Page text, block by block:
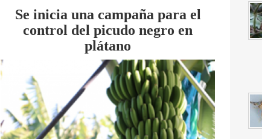
Se inicia una campaña para el
control del picudo negro en
plátano